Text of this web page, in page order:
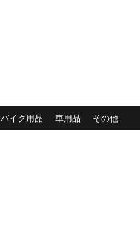
バイク用品 車用品 その他